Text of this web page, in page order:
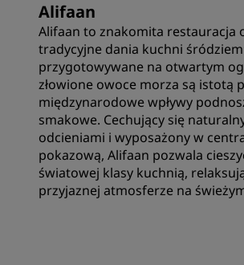
Alifaan
Alifaan to znakomita restauracja
tradycyjne dania kuchni
przygotowywane na otwartym
złowione owoce morza są istotą
międzynarodowe wpływy
smakowe. Cechujący się
odcieniami i wyposażony w
pokazową, Alifaan pozwala
światowej klasy kuchnią,
przyjaznej atmosferze na